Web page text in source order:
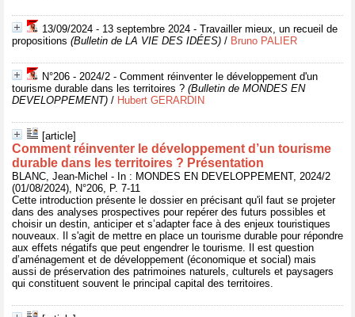
13/09/2024 - 13 septembre 2024 - Travailler mieux, un recueil de
propositions (Bulletin de LA VIE DES IDÉES) / Bruno PALIER
N°206 - 2024/2 - Comment réinventer le développement d'un
tourisme durable dans les territoires ? (Bulletin de MONDES EN
DEVELOPPEMENT) / Hubert GERARDIN
[article]
Comment réinventer le développement d’un tourisme
durable dans les territoires ? Présentation
BLANC, Jean-Michel - In : MONDES EN DEVELOPPEMENT, 2024/2
(01/08/2024), N°206, P. 7-11
Cette introduction présente le dossier en précisant qu'il faut se projeter
dans des analyses prospectives pour repérer des futurs possibles et
choisir un destin, anticiper et s’adapter face à des enjeux touristiques
nouveaux. Il s'agit de mettre en place un tourisme durable pour répondre
aux effets négatifs que peut engendrer le tourisme. Il est question
d’aménagement et de développement (économique et social) mais
aussi de préservation des patrimoines naturels, culturels et paysagers
qui constituent souvent le principal capital des territoires.